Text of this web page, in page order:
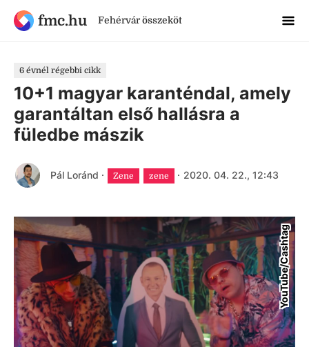
fmc.hu Fehérvár összeköt
6 évnél régebbi cikk
10+1 magyar karanténdal, amely
garantáltan első hallásra a
füledbe mászik
Pál Loránd · Zene zene · 2020. 04. 22., 12:43
YouTube/Cashtag